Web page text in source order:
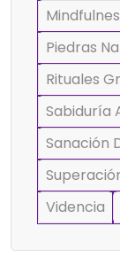
Piedras
Rituales
Sabiduría
Sanación
Videncia